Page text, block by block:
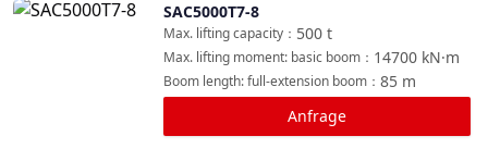
Vergleichen
SAC5000T7-8
500 t
Max. lifting capacity ：
14700 kN·m
Max. lifting moment: basic boom ：
85 m
Boom length: full-extension boom ：
Anfrage